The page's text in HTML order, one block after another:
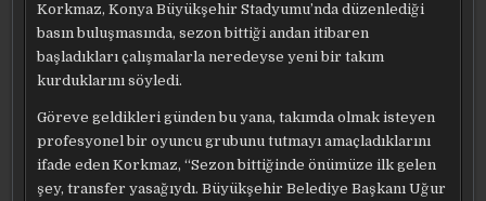
Korkmaz, Konya Büyükşehir Stadyumu’nda düzenlediği
basın buluşmasında, sezon bittiği andan itibaren
başladıkları çalışmalarla neredeyse yeni bir takım
kurduklarını söyledi.
Göreve geldikleri günden bu yana, takımda olmak isteyen
profesyonel bir oyuncu grubunu tutmayı amaçladıklarını
ifade eden Korkmaz, “Sezon bittiğinde önümüze ilk gelen
şey, transfer yasağıydı. Büyükşehir Belediye Başkanı Uğur